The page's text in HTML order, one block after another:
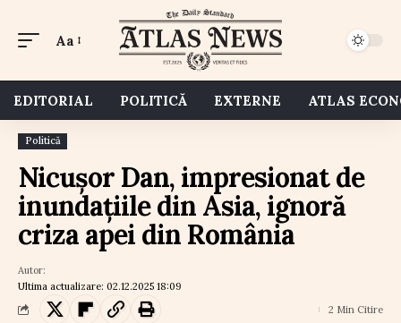
Aa
EDITORIAL POLITICĂ EXTERNE ATLAS
Politică
Nicușor Dan, impresionat de
inundațiile din Asia, ignoră
criza apei din România
Ultima actualizare: 02.12.2025 18:09
Autor:
2 Min Citire